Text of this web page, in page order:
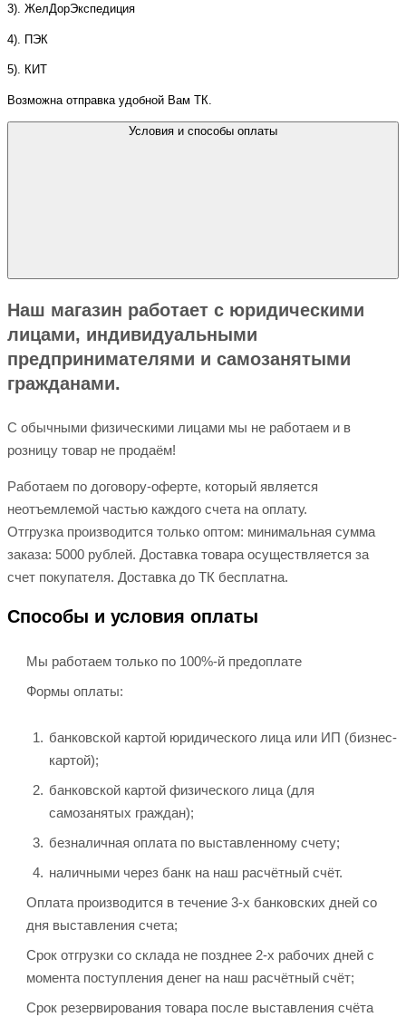
3). ЖелДорЭкспедиция
4). ПЭК
5). КИТ
Возможна отправка удобной Вам ТК.
Условия и способы оплаты
Наш магазин работает с юридическими
лицами, индивидуальными
предпринимателями и самозанятыми
гражданами.
С обычными физическими лицами мы не работаем и в
розницу товар не продаём!
Работаем по договору-оферте, который является
неотъемлемой частью каждого счета на оплату.
Отгрузка производится только оптом: минимальная сумма
заказа: 5000 рублей. Доставка товара осуществляется за
счет покупателя. Доставка до ТК бесплатна.
Способы и условия оплаты
Мы работаем только по 100%-й предоплате
Формы оплаты:
банковской картой юридического лица или ИП (бизнес-
картой);
банковской картой физического лица (для
самозанятых граждан);
безналичная оплата по выставленному счету;
наличными через банк на наш расчётный счёт.
Оплата производится в течение 3-х банковских дней со
дня выставления счета;
Срок отгрузки со склада не позднее 2-х рабочих дней с
момента поступления денег на наш расчётный счёт;
Срок резервирования товара после выставления счёта